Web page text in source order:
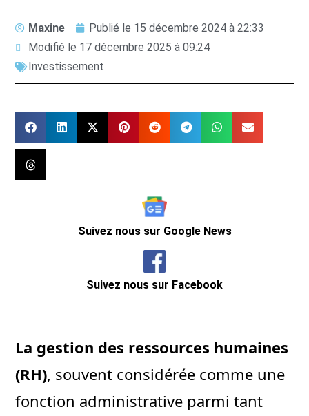
Maxine Publié le 15 décembre 2024 à 22:33
Modifié le 17 décembre 2025 à 09:24
Investissement
Suivez nous sur Google News
Suivez nous sur Facebook
La gestion des ressources humaines
(RH), souvent considérée comme une
fonction administrative parmi tant